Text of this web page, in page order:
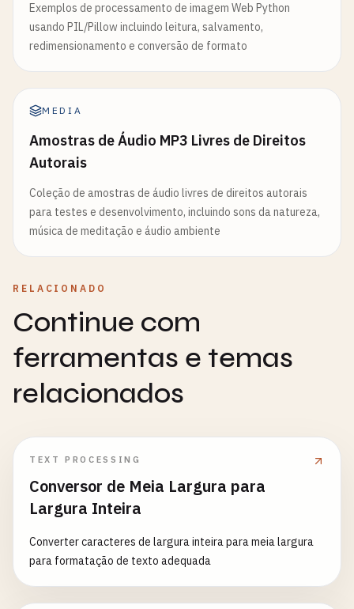
Exemplos de processamento de imagem Web Python
usando PIL/Pillow incluindo leitura, salvamento,
redimensionamento e conversão de formato
MEDIA
Amostras de Áudio MP3 Livres de Direitos
Autorais
Coleção de amostras de áudio livres de direitos autorais
para testes e desenvolvimento, incluindo sons da natureza,
música de meditação e áudio ambiente
RELACIONADO
Continue com
ferramentas e temas
relacionados
TEXT PROCESSING
Conversor de Meia Largura para
Largura Inteira
Converter caracteres de largura inteira para meia largura
para formatação de texto adequada